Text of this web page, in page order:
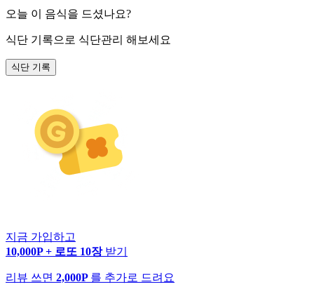
오늘 이 음식을 드셨나요?
식단 기록으로 식단관리 해보세요
식단 기록
지금 가입하고
10,000P + 로또 10장 받기
리뷰 쓰면 2,000P 를 추가로 드려요